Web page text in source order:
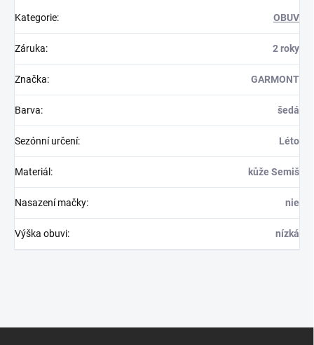
Kategorie: OBUV
Záruka: 2 roky
Značka: GARMONT
Barva: šedá
Sezónní určení: Léto
Materiál : kůže Semiš
Nasazení mačky: nie
Výška obuvi: nízká